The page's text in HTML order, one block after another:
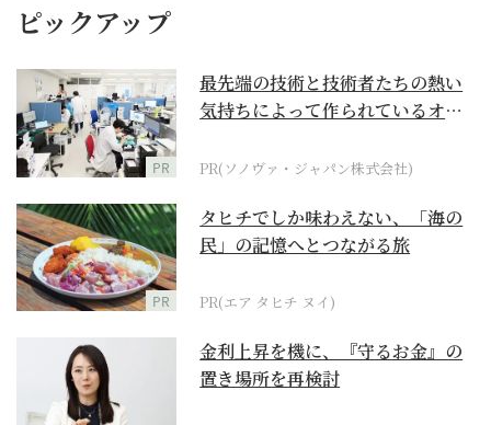
ピックアップ
PR
最先端の技術と技術者たちの熱い
気持ちによって作られているオー
PR(ソノヴァ・ジャパン株式会社)
PR
タヒチでしか味わえない、「海の
民」の記憶へとつながる旅
PR(エア タヒチ ヌイ)
金利上昇を機に、『守るお金』の
置き場所を再検討